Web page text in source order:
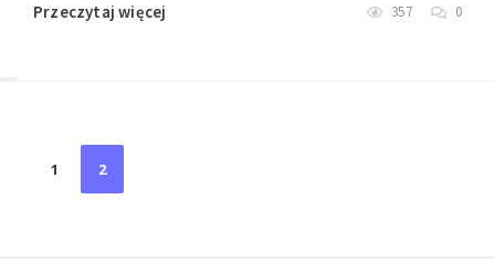
Przeczytaj więcej 357 0
Stronicowanie
wpisów
1 2